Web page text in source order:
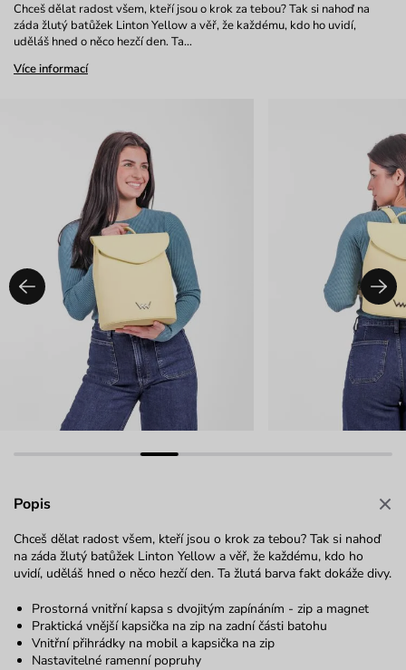
Chceš dělat radost všem, kteří jsou o krok za tebou? Tak si nahoď na
záda žlutý batůžek Linton Yellow a věř, že každému, kdo ho uvidí,
uděláš hned o něco hezčí den. Ta…
Více informací
Popis
Chceš dělat radost všem, kteří jsou o krok za tebou? Tak si nahoď
na záda žlutý batůžek Linton Yellow a věř, že každému, kdo ho
uvidí, uděláš hned o něco hezčí den. Ta žlutá barva fakt dokáže divy.
Prostorná vnitřní kapsa s dvojitým zapínáním - zip a magnet
Praktická vnější kapsička na zip na zadní části batohu
Vnitřní přihrádky na mobil a kapsička na zip
Nastavitelné ramenní popruhy